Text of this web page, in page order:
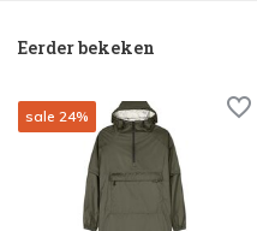
Eerder bekeken
sale 24%